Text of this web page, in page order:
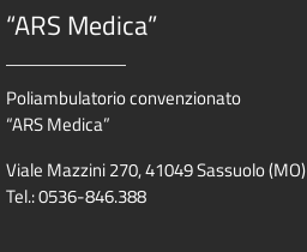
“ARS Medica”
Poliambulatorio convenzionato
“ARS Medica”
Viale Mazzini 270, 41049 Sassuolo (MO)
Tel.: 0536-846.388